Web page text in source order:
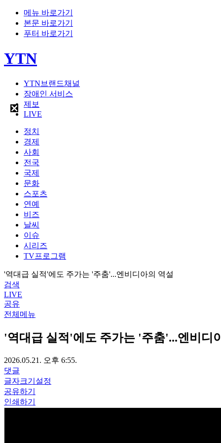
메뉴 바로가기
본문 바로가기
푸터 바로가기
YTN
YTN브랜드채널
장애인 서비스
제보
LIVE
정치
경제
사회
전국
국제
문화
스포츠
연예
비즈
날씨
이슈
시리즈
TV프로그램
'역대급 실적'에도 주가는 '주춤'...엔비디아의 역설
검색
LIVE
공유
전체메뉴
'역대급 실적'에도 주가는 '주춤'...엔비디
2026.05.21. 오후 6:55.
댓글
글자크기설정
공유하기
인쇄하기